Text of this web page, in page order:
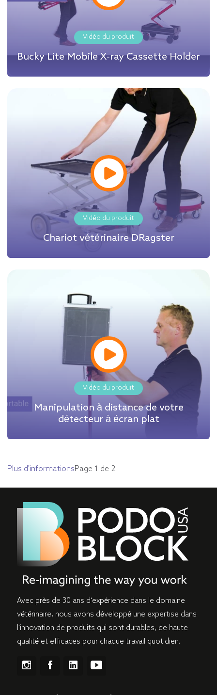
Vidéo du produit
Bucky Lite Mobile X-ray Cassette Holder
Vidéo du produit
Chariot vétérinaire DRagster
Vidéo du produit
Manipulation à distance de votre
détecteur à écran plat
Plus d'informationsPage 1 de 2
Avec près de 30 ans d'expérience dans le domaine
vétérinaire, nous avons développé une expertise dans
l'innovation de produits qui sont durables, de haute
qualité et efficaces pour chaque travail quotidien.